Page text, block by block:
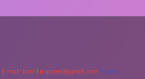
E-mail: backlinkpaneli@gmail.com Teams: